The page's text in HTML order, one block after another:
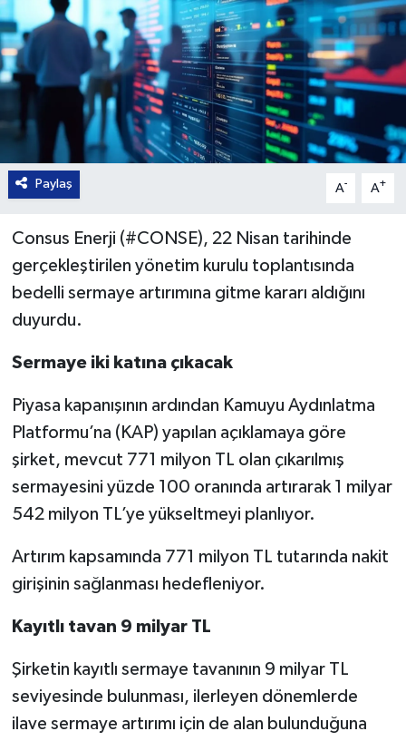
Paylaş A- A+
Consus Enerji (#CONSE), 22 Nisan tarihinde
gerçekleştirilen yönetim kurulu toplantısında
bedelli sermaye artırımına gitme kararı aldığını
duyurdu.
Sermaye iki katına çıkacak
Piyasa kapanışının ardından Kamuyu Aydınlatma
Platformu’na (KAP) yapılan açıklamaya göre
şirket, mevcut 771 milyon TL olan çıkarılmış
sermayesini yüzde 100 oranında artırarak 1 milyar
542 milyon TL’ye yükseltmeyi planlıyor.
Artırım kapsamında 771 milyon TL tutarında nakit
girişinin sağlanması hedefleniyor.
Kayıtlı tavan 9 milyar TL
Şirketin kayıtlı sermaye tavanının 9 milyar TL
seviyesinde bulunması, ilerleyen dönemlerde
ilave sermaye artırımı için de alan bulunduğuna